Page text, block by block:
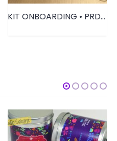
KIT ONBOARDING • PRD003